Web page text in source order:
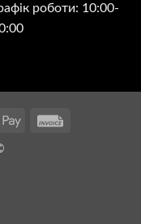
роботи: 10:00-
Google